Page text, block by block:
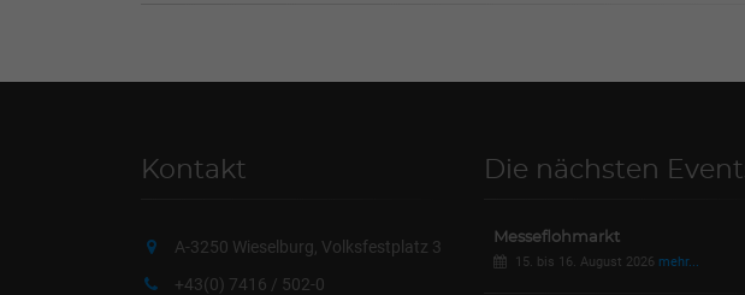
Kontakt
A-3250 Wieselburg, Volksfestplatz 3
+43(0) 7416 / 502-0
Die nächsten
Messeflohmarkt
15. bis 16. August 2026 mehr...